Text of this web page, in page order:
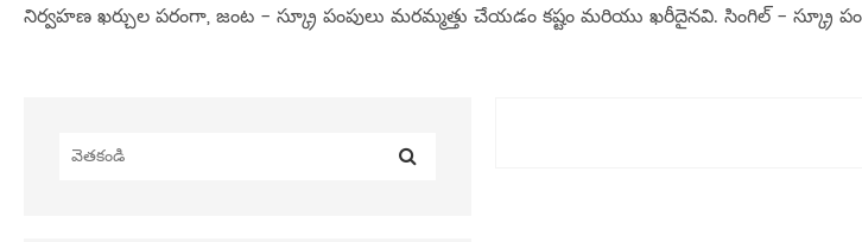
నిర్వహణ ఖర్చుల పరంగా, జంట - స్క్రూ పంపులు మరమ్మత్తు చేయడం కష్టం మరియు ఖరీదైనవి. సింగిల్ - స్క్రూ